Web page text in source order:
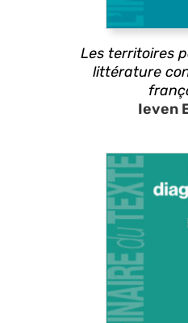
Les territoires
littérature
Ieven